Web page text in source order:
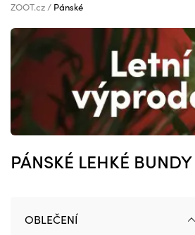
ZOOT.cz Pánské
PÁNSKÉ LEHKÉ BUNDY
OBLEČENÍ